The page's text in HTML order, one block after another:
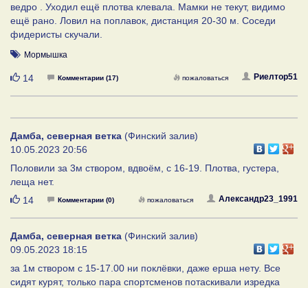
ведро . Уходил ещё плотва клевала. Мамки не текут, видимо
ещё рано. Ловил на поплавок, дистанция 20-30 м. Соседи
фидеристы скучали.
Мормышка
Нравится
14 Комментарии (17) Риелтор51
пожаловаться
Дамба, северная ветка (Финский залив)
10.05.2023 20:56
Половили за 3м створом, вдвоём, с 16-19. Плотва, густера,
леща нет.
Нравится
14 Комментарии (0) Александр23_1991
пожаловаться
Дамба, северная ветка (Финский залив)
09.05.2023 18:15
за 1м створом с 15-17.00 ни поклёвки, даже ерша нету. Все
сидят курят, только пара спортсменов потаскивали изредка